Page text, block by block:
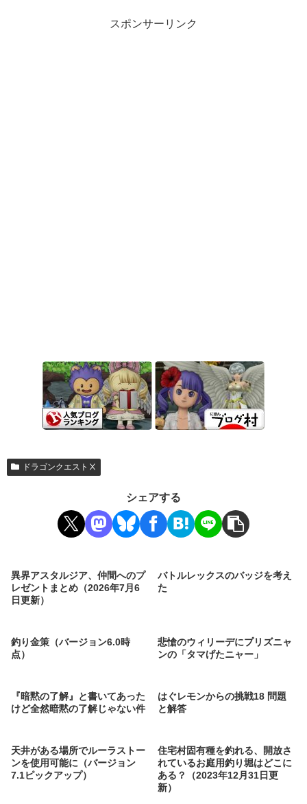
スポンサーリンク
ドラゴンクエストⅩ
シェアする
異界アスタルジア、仲間へのプ
レゼントまとめ（2026年7月6
日更新）
バトルレックスのバッジを考え
た
釣り金策（バージョン6.0時
点）
悲愴のウィリーデにプリズニャ
ンの「タマげたニャー」
『暗黙の了解』と書いてあった
けど全然暗黙の了解じゃない件
はぐレモンからの挑戦18 問題
と解答
天井がある場所でルーラストー
ンを使用可能に（バージョン
7.1ピックアップ）
住宅村固有種を釣れる、開放さ
れているお庭用釣り堀はどこに
ある？（2023年12月31日更
新）